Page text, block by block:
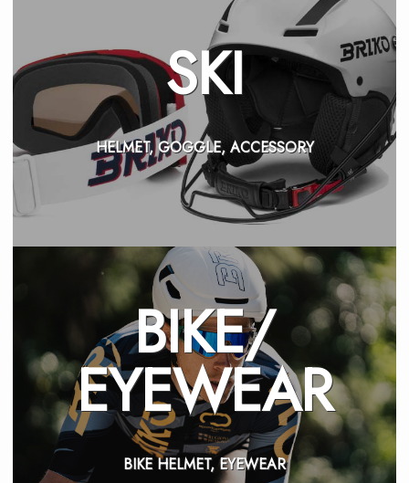
SKI
HELMET, GOGGLE, ACCESSORY
BIKE/
EYEWEAR
BIKE HELMET, EYEWEAR